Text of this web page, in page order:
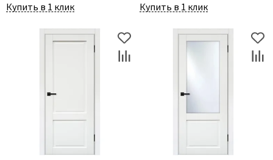
Kapelli
Komfort Doors
Line Doors
Купить в 1 клик Купить в 1 клик